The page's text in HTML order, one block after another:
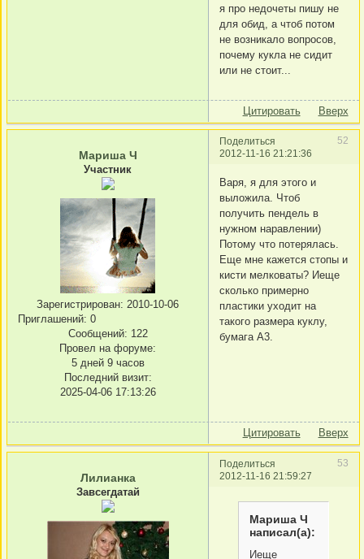
я про недочеты пишу не
для обид, а чтоб потом
не возникало вопросов,
почему кукла не сидит
или не стоит...
Цитировать Вверх
Поделиться
52
2012-11-16 21:21:36
Мариша Ч
Участник
Зарегистрирован: 2010-10-06
Приглашений: 0
Сообщений: 122
Провел на форуме:
5 дней 9 часов
Последний визит:
2025-04-06 17:13:26
Варя, я для этого и
выложила. Чтоб
получить пендель в
нужном наравлении)
Потому что потерялась.
Еще мне кажется стопы и
кисти мелковаты? Иеще
сколько примерно
пластики уходит на
такого размера куклу,
бумага А3.
Цитировать Вверх
Поделиться
53
2012-11-16 21:59:27
Лилианка
Завсегдатай
Мариша Ч
написал(а):
Иеще